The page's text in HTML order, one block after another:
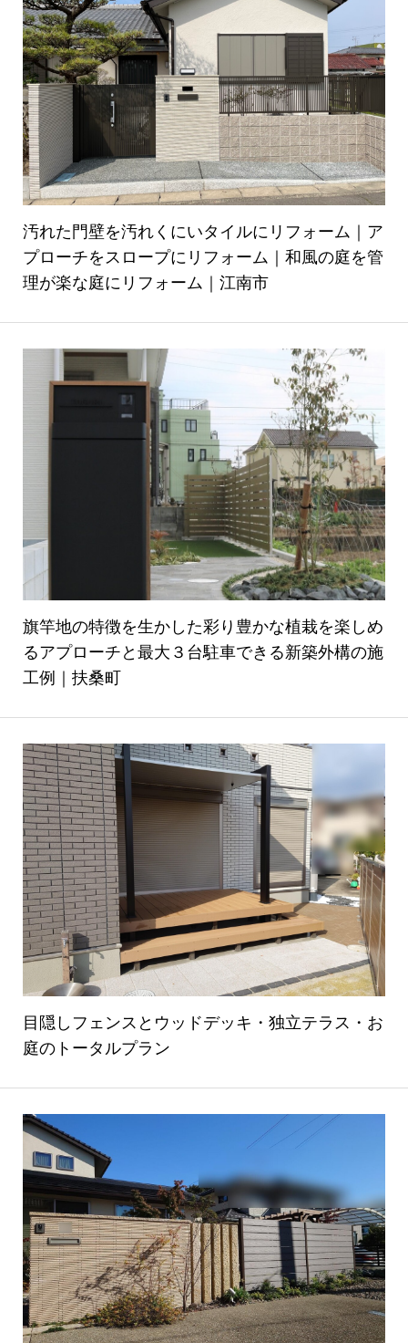
汚れた門壁を汚れくにいタイルにリフォーム｜ア
プローチをスロープにリフォーム｜和風の庭を管
理が楽な庭にリフォーム｜江南市
旗竿地の特徴を生かした彩り豊かな植栽を楽しめ
るアプローチと最大３台駐車できる新築外構の施
工例｜扶桑町
目隠しフェンスとウッドデッキ・独立テラス・お
庭のトータルプラン